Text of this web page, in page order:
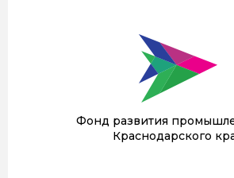
Фонд развития
Краснодарского